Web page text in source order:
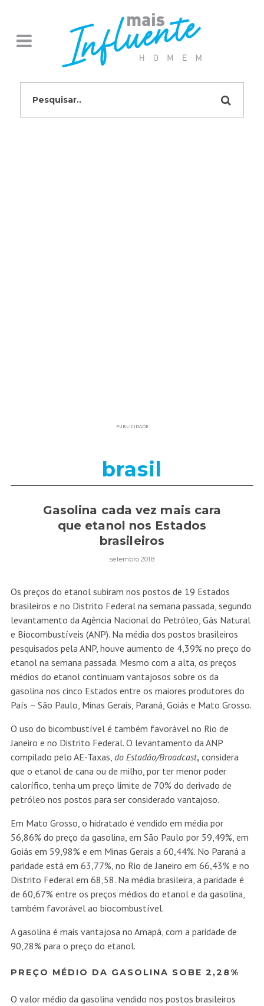
PUBLICIDADE
brasil
Gasolina cada vez mais cara
que etanol nos Estados
brasileiros
setembro 2018
Os preços do etanol subiram nos postos de 19 Estados
brasileiros e no Distrito Federal na semana passada, segundo
levantamento da Agência Nacional do Petróleo, Gás Natural
e Biocombustíveis (ANP). Na média dos postos brasileiros
pesquisados pela ANP, houve aumento de 4,39% no preço do
etanol na semana passada. Mesmo com a alta, os preços
médios do etanol continuam vantajosos sobre os da
gasolina nos cinco Estados entre os maiores produtores do
País – São Paulo, Minas Gerais, Paraná, Goiás e Mato Grosso.
O uso do bicombustível é também favorável no Rio de
Janeiro e no Distrito Federal. O levantamento da ANP
compilado pelo AE-Taxas, do Estadão/Broadcast, considera
que o etanol de cana ou de milho, por ter menor poder
calorífico, tenha um preço limite de 70% do derivado de
petróleo nos postos para ser considerado vantajoso.
Em Mato Grosso, o hidratado é vendido em média por
56,86% do preço da gasolina, em São Paulo por 59,49%, em
Goiás em 59,98% e em Minas Gerais a 60,44%. No Paraná a
paridade está em 63,77%, no Rio de Janeiro em 66,43% e no
Distrito Federal em 68,58. Na média brasileira, a paridade é
de 60,67% entre os preços médios do etanol e da gasolina,
também favorável ao biocombustível.
A gasolina é mais vantajosa no Amapá, com a paridade de
90,28% para o preço do etanol.
PREÇO MÉDIO DA GASOLINA SOBE 2,28%
O valor médio da gasolina vendido nos postos brasileiros